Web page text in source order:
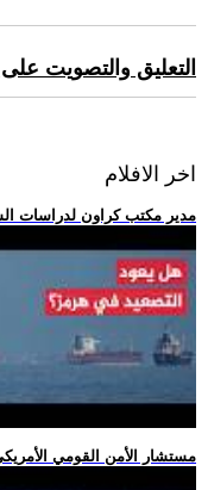
التعليق والتصويت
اخر الافلام
.. مدير مكتب كراون لدراسات
.. مستشار الأمن القومي